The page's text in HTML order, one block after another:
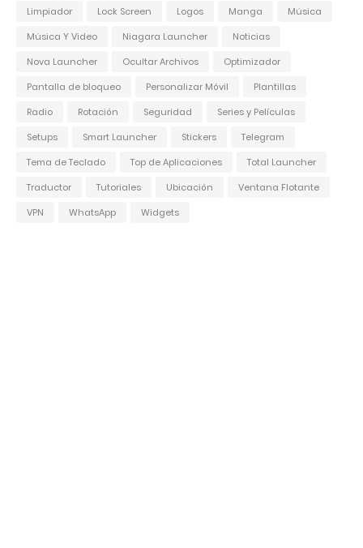
Limpiador
Lock Screen Logos Manga
Música
Música Y Video
Niagara Launcher
Noticias
Nova Launcher
Ocultar Archivos
Optimizador
Pantalla de bloqueo
Personalizar Móvil
Plantillas
Radio
Rotación Seguridad
Series y Películas
Setups
Smart Launcher Stickers
Telegram
Tema de Teclado
Top de Aplicaciones
Total Launcher
Traductor
Tutoriales Ubicación
Ventana Flotante
VPN
WhatsApp Widgets